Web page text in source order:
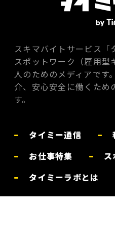
スキマバイトサービス「
スポットワーク（雇用型
人のためのメディアです
介、安心安全に働くため
す。
タイミー通信
お仕事特集
タイミーラボとは